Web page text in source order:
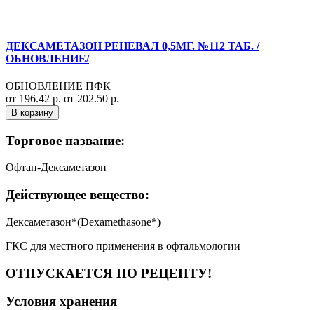
ДЕКСАМЕТАЗОН РЕНЕВАЛ 0,5МГ. №112 ТАБ. /
ОБНОВЛЕНИЕ/
ОБНОВЛЕНИЕ ПФК
от 196.42 р. от 202.50 р.
В корзину
Торговое название:
Офтан-Дексаметазон
Действующее вещество:
Дексаметазон*(Dexamethasone*)
ГКС для местного применения в офтальмологии
ОТПУСКАЕТСЯ ПО РЕЦЕПТУ!
Условия хранения